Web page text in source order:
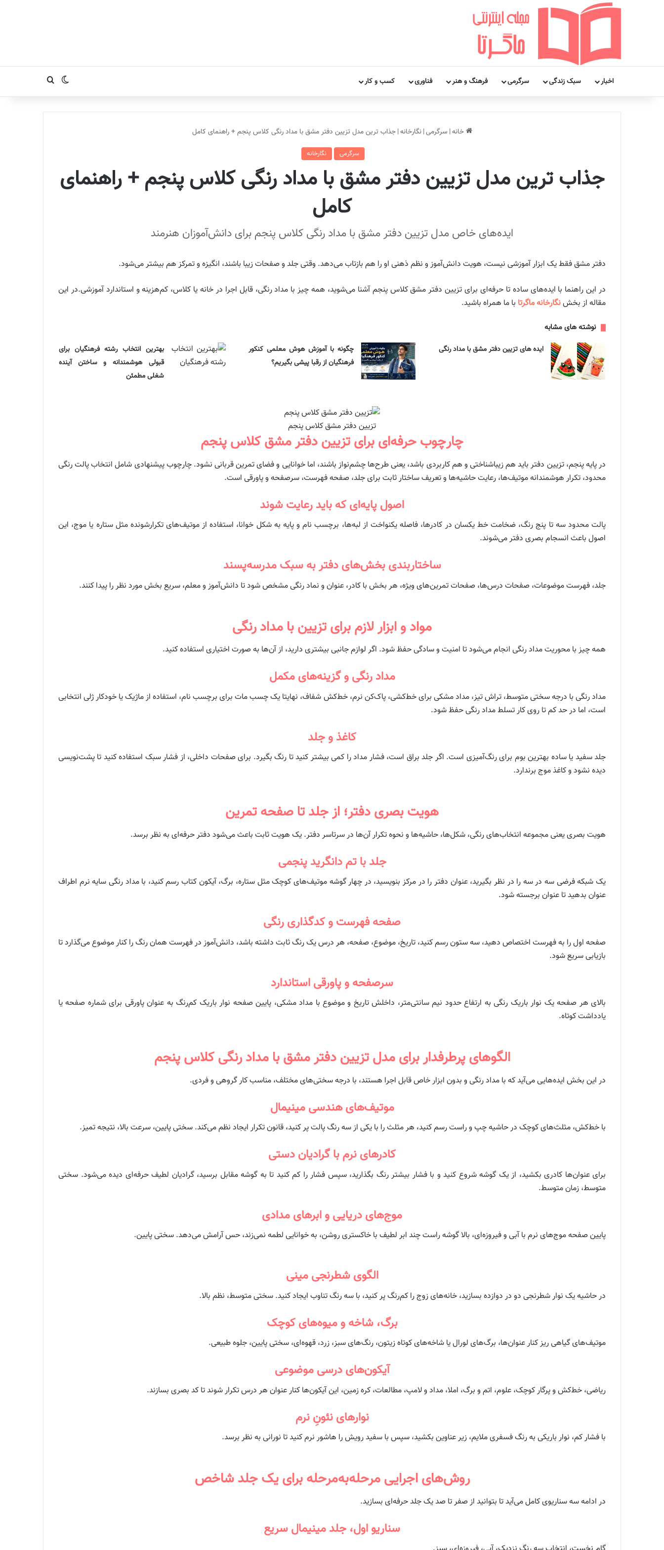
اخبار سبک زندگی سرگرمی فرهنگ و هنر فناوری کسب و کار تغییر پوستهجستجو برای
خانه| سرگرمی| نگارخانه| جذاب ترین مدل تزیین دفتر مشق با مداد رنگی کلاس پنجم + راهنمای کامل
سرگرمی نگارخانه
جذاب ترین مدل تزیین دفتر مشق با مداد رنگی کلاس پنجم + راهنمای
کامل
ایده‌های خاص مدل تزیین دفتر مشق با مداد رنگی کلاس پنجم برای دانش‌آموزان هنرمند
دفتر مشق فقط یک ابزار آموزشی نیست، هویت دانش‌آموز و نظم ذهنی او را هم بازتاب می‌دهد. وقتی جلد و صفحات زیبا باشند، انگیزه و تمرکز هم بیشتر می‌شود.
در این راهنما با ایده‌های ساده تا حرفه‌ای برای تزیین دفتر مشق کلاس پنجم آشنا می‌شوید، همه چیز با مداد رنگی، قابل اجرا در خانه یا کلاس، کم‌هزینه و استاندارد آموزشی.در این
مقاله از بخشنگارخانه ماگرتا با ما همراه باشید.
نوشته های مشابه
ایده های تزیین دفتر مشق با مداد رنگی
چگونه با آموزش هوش معلمی کنکور
فرهنگیان از رقبا پیشی بگیریم؟
بهترین انتخاب رشته فرهنگیان برای
قبولی هوشمندانه و ساختن آینده
شغلی مطمئن
تزیین دفتر مشق کلاس پنجم
چارچوب حرفه‌ای برای تزیین دفتر مشق کلاس پنجم
در پایه پنجم، تزیین دفتر باید هم زیباشناختی و هم کاربردی باشد، یعنی طرح‌ها چشم‌نواز باشند، اما خوانایی و فضای تمرین قربانی نشود. چارچوب پیشنهادی شامل انتخاب پالت رنگی
محدود، تکرار هوشمندانه موتیف‌ها، رعایت حاشیه‌ها و تعریف ساختار ثابت برای جلد، صفحه فهرست، سرصفحه و پاورقی است.
اصول پایه‌ای که باید رعایت شوند
پالت محدود سه تا پنج رنگ، ضخامت خط یکسان در کادرها، فاصله یکنواخت از لبه‌ها، برچسب نام و پایه به شکل خوانا، استفاده از موتیف‌های تکرارشونده مثل ستاره یا موج، این
اصول باعث انسجام بصری دفتر می‌شوند.
ساختار‌بندی بخش‌های دفتر به سبک مدرسه‌پسند
جلد، فهرست موضوعات، صفحات درس‌ها، صفحات تمرین‌های ویژه، هر بخش با کادر، عنوان و نماد رنگی مشخص شود تا دانش‌آموز و معلم، سریع بخش مورد نظر را پیدا کنند.
مواد و ابزار لازم برای تزیین با مداد رنگی
همه چیز با محوریت مداد رنگی انجام می‌شود تا امنیت و سادگی حفظ شود. اگر لوازم جانبی بیشتری دارید، از آن‌ها به صورت اختیاری استفاده کنید.
مداد رنگی و گزینه‌های مکمل
مداد رنگی با درجه سختی متوسط، تراش تیز، مداد مشکی برای خط‌کشی، پاک‌کن نرم، خط‌کش شفاف، نهایتا یک چسب مات برای برچسب نام، استفاده از ماژیک یا خودکار ژلی انتخابی
است، اما در حد کم تا روی کار تسلط مداد رنگی حفظ شود.
کاغذ و جلد
جلد سفید یا ساده بهترین بوم برای رنگ‌آمیزی است. اگر جلد براق است، فشار مداد را کمی بیشتر کنید تا رنگ بگیرد. برای صفحات داخلی، از فشار سبک استفاده کنید تا پشت‌نویسی
دیده نشود و کاغذ موج برندارد.
هویت بصری دفتر؛ از جلد تا صفحه تمرین
هویت بصری یعنی مجموعه انتخاب‌های رنگی، شکل‌ها، حاشیه‌ها و نحوه تکرار آن‌ها در سرتاسر دفتر. یک هویت ثابت باعث می‌شود دفتر حرفه‌ای به نظر برسد.
جلد با تم دانگرید پنجمی
یک شبکه فرضی سه در سه را در نظر بگیرید، عنوان دفتر را در مرکز بنویسید، در چهار گوشه موتیف‌های کوچک مثل ستاره، برگ، آیکون کتاب رسم کنید، با مداد رنگی سایه نرم اطراف
عنوان بدهید تا عنوان برجسته شود.
صفحه فهرست و کدگذاری رنگی
صفحه اول را به فهرست اختصاص دهید، سه ستون رسم کنید، تاریخ، موضوع، صفحه، هر درس یک رنگ ثابت داشته باشد، دانش‌آموز در فهرست همان رنگ را کنار موضوع می‌گذارد تا
بازیابی سریع شود.
سرصفحه و پاورقی استاندارد
بالای هر صفحه یک نوار باریک رنگی به ارتفاع حدود نیم سانتی‌متر، داخلش تاریخ و موضوع با مداد مشکی، پایین صفحه نوار باریک کم‌رنگ به عنوان پاورقی برای شماره صفحه یا
یادداشت کوتاه.
الگوهای پرطرفدار برای مدل تزیین دفتر مشق با مداد رنگی کلاس پنجم
در این بخش ایده‌هایی می‌آید که با مداد رنگی و بدون ابزار خاص قابل اجرا هستند، با درجه سختی‌های مختلف، مناسب کار گروهی و فردی.
موتیف‌های هندسی مینیمال
با خط‌کش، مثلث‌های کوچک در حاشیه چپ و راست رسم کنید، هر مثلث را با یکی از سه رنگ پالت پر کنید، قانون تکرار ایجاد نظم می‌کند. سختی پایین، سرعت بالا، نتیجه تمیز.
کادرهای نرم با گرادیان دستی
برای عنوان‌ها کادری بکشید، از یک گوشه شروع کنید و با فشار بیشتر رنگ بگذارید، سپس فشار را کم کنید تا به گوشه مقابل برسید، گرادیان لطیف حرفه‌ای دیده می‌شود. سختی
متوسط، زمان متوسط.
موج‌های دریایی و ابرهای مدادی
پایین صفحه موج‌های نرم با آبی و فیروزه‌ای، بالا گوشه راست چند ابر لطیف با خاکستری روشن، به خوانایی لطمه نمی‌زند، حس آرامش می‌دهد. سختی پایین.
الگوی شطرنجی مینی
در حاشیه یک نوار شطرنجی دو در دوازده بسازید، خانه‌های زوج را کم‌رنگ پر کنید، با سه رنگ تناوب ایجاد کنید. سختی متوسط، نظم بالا.
برگ، شاخه و میوه‌های کوچک
موتیف‌های گیاهی ریز کنار عنوان‌ها، برگ‌های لورال یا شاخه‌های کوتاه زیتون، رنگ‌های سبز، زرد، قهوه‌ای، سختی پایین، جلوه طبیعی.
آیکون‌های درسی موضوعی
ریاضی، خط‌کش و پرگار کوچک، علوم، اتم و برگ، املا، مداد و لامپ، مطالعات، کره زمین، این آیکون‌ها کنار عنوان هر درس تکرار شوند تا کد بصری بسازند.
نوارهای نئونِ نرم
با فشار کم، نوار باریکی به رنگ فسفری ملایم، زیر عناوین بکشید، سپس با سفید رویش را هاشور نرم کنید تا نورانی به نظر برسد.
روش‌های اجرایی مرحله‌به‌مرحله برای یک جلد شاخص
در ادامه سه سناریوی کامل می‌آید تا بتوانید از صفر تا صد یک جلد حرفه‌ای بسازید.
سناریو اول، جلد مینیمال سریع